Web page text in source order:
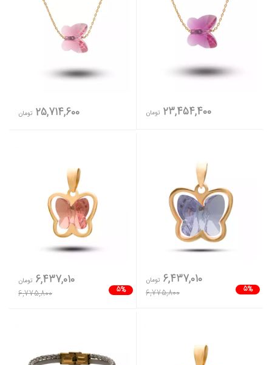
23,454,400 تومان 25,714,600 تومان
5%
6,437,010 تومان
6,775,800
5%
6,437,010 تومان
6,775,800